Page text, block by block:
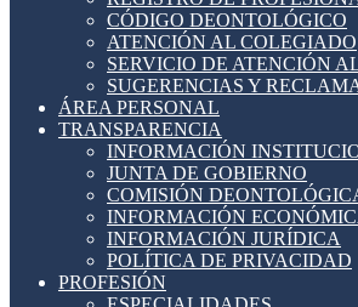
CÓDIGO DEONTOLÓGICO
ATENCIÓN AL COLEGIADO
SERVICIO DE ATENCIÓN
SUGERENCIAS Y
ÁREA PERSONAL
TRANSPARENCIA
INFORMACIÓN
JUNTA DE GOBIERNO
COMISIÓN
INFORMACIÓN
INFORMACIÓN JURÍDICA
POLÍTICA DE PRIVACIDAD
PROFESIÓN